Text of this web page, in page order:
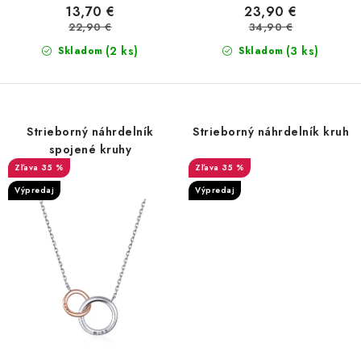
Skladom (2 ks)
13,70 €
22,90 €
Skladom (3 ks)
23,90 €
34,90 €
Strieborný náhrdelník
spojené kruhy
35 %
Výpredaj
Strieborný náhrdelník kruh
35 %
Výpredaj